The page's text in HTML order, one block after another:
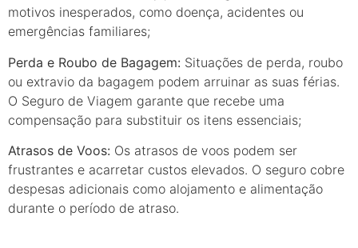
motivos inesperados, como doença, acidentes ou
emergências familiares;
Perda e Roubo de Bagagem: Situações de perda, roubo
ou extravio da bagagem podem arruinar as suas férias.
O Seguro de Viagem garante que recebe uma
compensação para substituir os itens essenciais;
Atrasos de Voos: Os atrasos de voos podem ser
frustrantes e acarretar custos elevados. O seguro cobre
despesas adicionais como alojamento e alimentação
durante o período de atraso.